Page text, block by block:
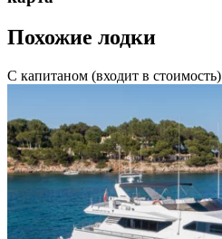
Похожие лодки
С капитаном (входит в стоимость)